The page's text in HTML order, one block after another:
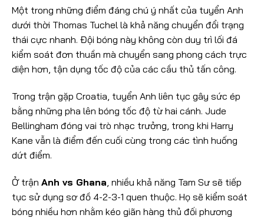
Một trong những điểm đáng chú ý nhất của tuyển Anh
dưới thời Thomas Tuchel là khả năng chuyển đổi trạng
thái cực nhanh. Đội bóng này không còn duy trì lối đá
kiểm soát đơn thuần mà chuyển sang phong cách trực
diện hơn, tận dụng tốc độ của các cầu thủ tấn công.
Trong trận gặp Croatia, tuyển Anh liên tục gây sức ép
bằng những pha lên bóng tốc độ từ hai cánh. Jude
Bellingham đóng vai trò nhạc trưởng, trong khi Harry
Kane vẫn là điểm đến cuối cùng trong các tình huống
dứt điểm.
Ở trận Anh vs Ghana , nhiều khả năng Tam Sư sẽ tiếp
tục sử dụng sơ đồ 4-2-3-1 quen thuộc. Họ sẽ kiểm soát
bóng nhiều hơn nhằm kéo giãn hàng thủ đối phương